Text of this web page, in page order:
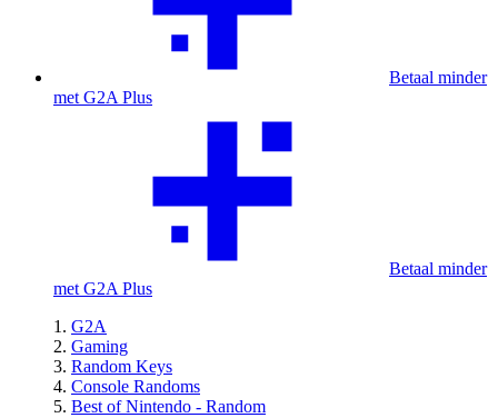
Betaal minder
met G2A Plus
Betaal minder
met G2A Plus
G2A
Gaming
Random Keys
Console Randoms
Best of Nintendo - Random